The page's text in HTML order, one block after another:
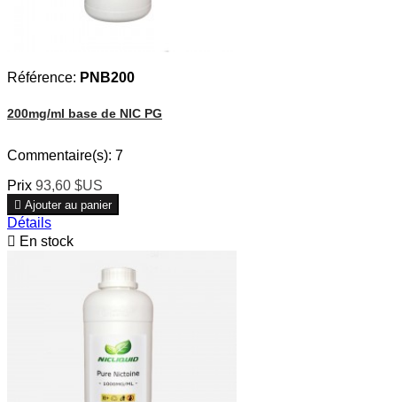
Référence: PNB200
200mg/ml base de NIC PG
Commentaire(s): 7
Prix 93,60 $US
 Ajouter au panier
Détails
 En stock